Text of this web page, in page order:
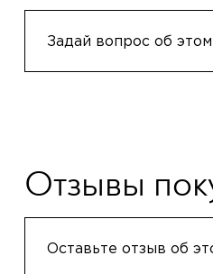
Задай вопрос об
Отзывы
Оставьте отзыв об